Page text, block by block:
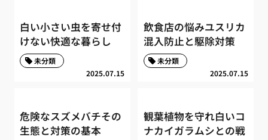
白い小さい虫を寄せ付
けない快適な暮らし
2025.07.15
未分類
飲食店の悩みユスリカ
混入防止と駆除対策
2025.07.15
未分類
危険なスズメバチその
生態と対策の基本
観葉植物を守れ白いコ
ナカイガラムシとの戦